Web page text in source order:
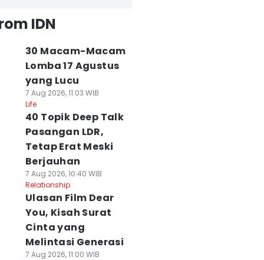
IDN
30 Macam-Macam
Lomba 17 Agustus
yang Lucu
7 Aug 2026, 11:03 WIB
Life
40 Topik Deep Talk
Pasangan LDR,
Tetap Erat Meski
Berjauhan
7 Aug 2026, 10:40 WIB
Relationship
Ulasan Film Dear
You, Kisah Surat
Cinta yang
Melintasi Generasi
7 Aug 2026, 11:00 WIB